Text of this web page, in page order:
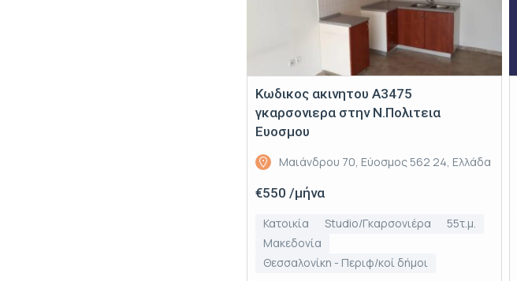
Κωδικος ακινητου Α3475
γκαρσονιερα στην Ν.Πολιτεια
Ευοσμου
Μαιάνδρου 70, Εύοσμος 562 24, Ελλάδα
€550 /μήνα
Κατοικία Studio/Γκαρσονιέρα
55τ.μ.
Μακεδονία
Θεσσαλονίκη - Περιφ/κοί δήμοι